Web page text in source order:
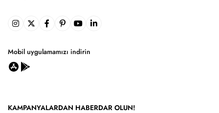
Mobil uygulamamızı indirin
KAMPANYALARDAN HABERDAR OLUN!